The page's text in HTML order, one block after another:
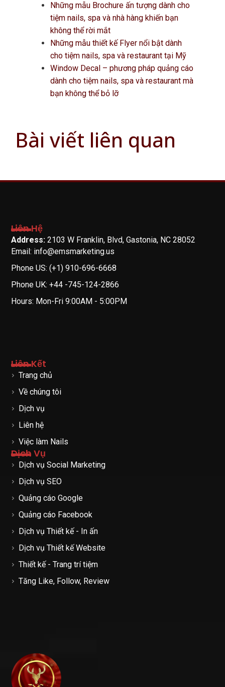
Những mẫu Brochure ấn tượng dành cho
tiệm nails, spa và nhà hàng khiến bạn
không thể rời mắt
Những mẫu thiết kế Flyer nổi bật dành
cho tiệm nails, spa và restaurant tại Mỹ
Window Decal – phương pháp quảng cáo
dành cho tiệm nails, spa và restaurant mà
bạn không thể bỏ lỡ
Bài viết liên quan
Liên Kết
Trang chủ
Về chúng tôi
Dịch vụ
Liên hệ
Việc làm Nails
Dịch Vụ
Dịch vụ Social Marketing
Dịch vụ SEO
Quảng cáo Google
Quảng cáo Facebook
Dịch vụ Thiết kế - In ấn
Dịch vụ Thiết kế Website
Thiết kế - Trang trí tiệm
Tăng Like, Follow, Review
Liên Hệ
Address: 2103 W Franklin, Blvd, Gastonia, NC 28052
Email: info@emsmarketing.us
Phone US: (+1) 910-696-6668
Phone UK: +44 -745-124-2866
Hours: Mon-Fri 9:00AM - 5:00PM